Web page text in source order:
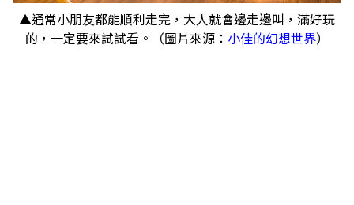
▲通常小朋友都能順利走完，大人就會邊走邊叫，滿好玩
的，一定要來試試看。（圖片來源： 小佳的幻想世界）